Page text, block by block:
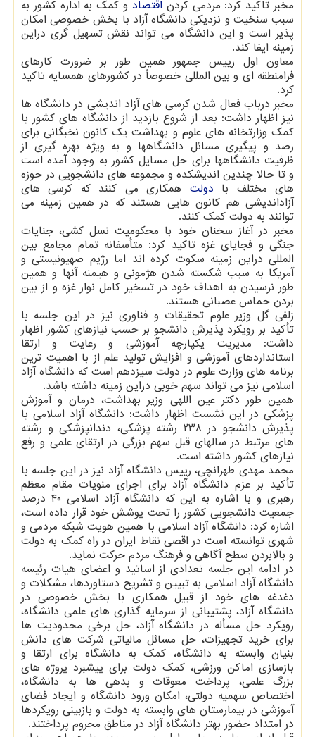
مخبر تاکید کرد: مردمی کردن اقتصاد و کمک به اداره کشور به
سبب سنخیت و نزدیکی دانشگاه آزاد با بخش خصوصی امکان
پذیر است و این دانشگاه می تواند نقش تسهیل گری دراین
زمینه ایفا کند.
معاون اول رییس جمهور همین طور بر ضرورت کارهای
فرامنطقه ای و بین المللی خصوصاً در کشورهای همسایه تاکید
کرد.
مخبر درباب فعال شدن کرسی های آزاد اندیشی در دانشگاه ها
نیز اظهار داشت: بعد از شروع بازدید از دانشگاه های کشور با
کمک وزارتخانه های علوم و بهداشت یک کانون نخبگانی برای
رصد و پیگیری مسائل دانشگاهها و به ویژه بهره گیری از
ظرفیت دانشگاهها برای حل مسایل کشور به وجود آمده است
و تا حالا چندین اندیشکده و مجموعه های دانشجویی در حوزه
های مختلف با دولت همکاری می کنند که کرسی های
آزاداندیشی هم کانون هایی هستند که در همین زمینه می
توانند به دولت کمک کنند.
مخبر در آغاز سخنان خود با محکومیت نسل کشی، جنایات
جنگی و فجایای غزه تاکید کرد: متأسفانه تمام مجامع بین
المللی دراین زمینه سکوت کرده اند اما رژیم صهیونیستی و
آمریکا به سبب شکسته شدن هژمونی و هیمنه آنها و همین
طور نرسیدن به اهداف خود در تسخیر کامل نوار غزه و از بین
بردن حماس عصبانی هستند.
زلفی گل وزیر علوم تحقیقات و فناوری نیز در این جلسه با
تأکید بر رویکرد پذیرش دانشجو بر حسب نیازهای کشور اظهار
داشت: مدیریت یکپارچه آموزشی و رعایت و ارتقا
استانداردهای آموزشی و افزایش تولید علم از با اهمیت ترین
برنامه های وزارت علوم در دولت سیزدهم است که دانشگاه آزاد
اسلامی نیز می تواند سهم خوبی دراین زمینه داشته باشد.
همین طور دکتر عین اللهی وزیر بهداشت، درمان و آموزش
پزشکی در این نشست اظهار داشت: دانشگاه آزاد اسلامی با
پذیرش دانشجو در ۲۳۸ رشته پزشکی، دندانپزشکی و رشته
های مرتبط در سالهای قبل سهم بزرگی در ارتقای علمی و رفع
نیازهای کشور داشته است.
محمد مهدی طهرانچی، رییس دانشگاه آزاد نیز در این جلسه با
تأکید بر عزم دانشگاه آزاد برای اجرای منویات مقام معظم
رهبری و با اشاره به این که دانشگاه آزاد اسلامی ۴۰ درصد
جمعیت دانشجویی کشور را تحت پوشش خود قرار داده است،
اشاره کرد: دانشگاه آزاد اسلامی با همین هویت شبکه مردمی و
شهری توانسته است در اقصی نقاط ایران در راه کمک به دولت
و بالابردن سطح آگاهی و فرهنگ مردم حرکت نماید.
در ادامه این جلسه تعدادی از اساتید و اعضای هیات رئیسه
دانشگاه آزاد اسلامی به تبیین و تشریح دستاوردها، مشکلات و
دغدغه های خود از قبیل همکاری با بخش خصوصی در
دانشگاه آزاد، پشتیبانی از سرمایه گذاری های علمی دانشگاه،
رویکرد حل مسأله در دانشگاه آزاد، حل برخی محدودیت ها
برای خرید تجهیزات، حل مسائل مالیاتی شرکت های دانش
بنیان وابسته به دانشگاه، کمک به دانشگاه برای ارتقا و
بازسازی اماکن ورزشی، کمک دولت برای پیشبرد پروژه های
بزرگ علمی، پرداخت معوقات و بدهی ها به دانشگاه،
اختصاص سهمیه دولتی، امکان ورود دانشگاه و ایجاد فضای
آموزشی در بیمارستان های وابسته به دولت و بازبینی رویکردها
در امتداد حضور بهتر دانشگاه آزاد در مناطق محروم پرداختند.